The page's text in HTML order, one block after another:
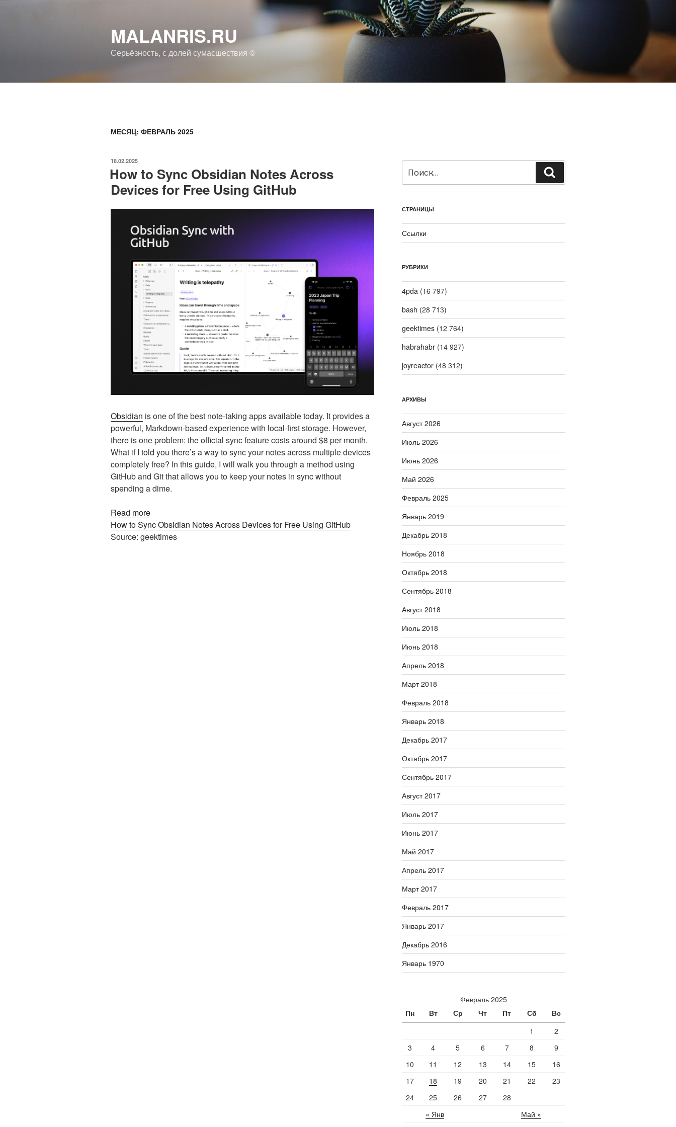
MALANRIS.RU
Серьёзность, с долей сумасшествия ©
МЕСЯЦ: ФЕВРАЛЬ 2025
ОПУБЛИКОВАНО
18.02.2025
How to Sync Obsidian Notes Across
Devices for Free Using GitHub
Obsidian is one of the best note-taking apps available today. It provides a
powerful, Markdown-based experience with local-first storage. However,
there is one problem: the official sync feature costs around $8 per month.
What if I told you there’s a way to sync your notes across multiple devices
completely free? In this guide, I will walk you through a method using
GitHub and Git that allows you to keep your notes in sync without
spending a dime.
Read more
How to Sync Obsidian Notes Across Devices for Free Using GitHub
Source: geektimes
СТРАНИЦЫ
Ссылки
РУБРИКИ
4pda (16 797)
bash (28 713)
geektimes(12 764)
habrahabr(14 927)
joyreactor(48 312)
АРХИВЫ
Август 2026
Июль 2026
Июнь 2026
Май 2026
Февраль 2025
Январь 2019
Декабрь 2018
Ноябрь 2018
Октябрь 2018
Сентябрь 2018
Август 2018
Июль 2018
Июнь 2018
Апрель 2018
Март 2018
Февраль 2018
Январь 2018
Декабрь 2017
Октябрь 2017
Сентябрь 2017
Август 2017
Июль 2017
Июнь 2017
Май 2017
Апрель 2017
Март 2017
Февраль 2017
Январь 2017
Декабрь 2016
Январь 1970
Февраль 2025
Пн
Вт Ср Чт Пт Сб Вс
« Янв Май »
1
2
3
4 5 6 7 8
9
10
11 12 13 14 15
16
17
18 19 20 21 22
23
24
25 26 27 28